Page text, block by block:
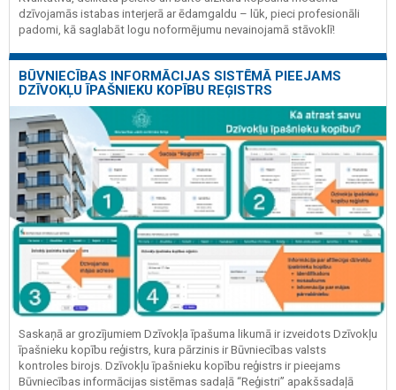
dzīvojamās istabas interjerā ar ēdamgaldu – lūk, pieci profesionāli
padomi, kā saglabāt logu noformējumu nevainojamā stāvoklī!
BŪVNIECĪBAS INFORMĀCIJAS SISTĒMĀ PIEEJAMS
DZĪVOKĻU ĪPAŠNIEKU KOPĪBU REĢISTRS
Saskaņā ar grozījumiem Dzīvokļa īpašuma likumā ir izveidots Dzīvokļu
īpašnieku kopību reģistrs, kura pārzinis ir Būvniecības valsts
kontroles birojs. Dzīvokļu īpašnieku kopību reģistrs ir pieejams
Būvniecības informācijas sistēmas sadaļā “Reģistri” apakšsadaļā